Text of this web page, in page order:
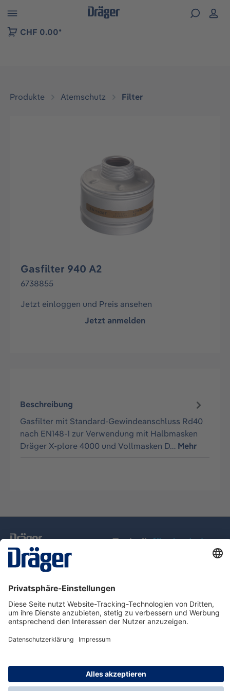
der B2B-Plattform springen
CHF 0.00*
Produkte Atemschutz Filter
Gasfilter 940 A2
6738855
Jetzt einloggen und Preis ansehen
Jetzt anmelden
Beschreibung
Gasfilter mit Standard-Gewindeanschluss Rd40
nach EN148-1 zur Verwendung mit Halbmasken
Dräger X-plore 4000 und Vollmasken D… Mehr
Technikfür das Leben
Service-Hotline
Über Dräger
Informationen
© Dräger Schweiz AG, 2025